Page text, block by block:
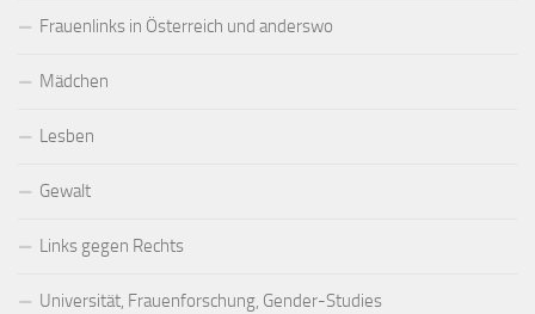
Frauenlinks in Österreich und anderswo
Mädchen
Lesben
Gewalt
Links gegen Rechts
Universität, Frauenforschung, Gender-Studies